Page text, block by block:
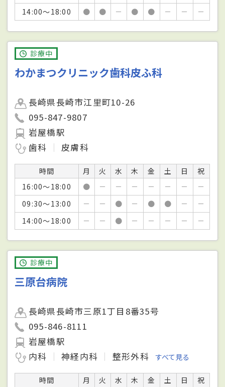
14:00～18:00
● ● － ● ● － － －
診療中
わかまつクリニック歯科皮ふ科
長崎県長崎市江里町10-26
095-847-9807
岩屋橋駅
歯科
皮膚科
時間 月 火 水 木 金 土 日
祝
16:00～18:00
● － － － － － －
－
09:30～13:00
－ － ● － ● ● －
－
14:00～18:00
－ － ● － － － － －
診療中
三原台病院
長崎県長崎市三原1丁目8番35号
095-846-8111
岩屋橋駅
内科
神経内科 整形外科 すべて見る
時間 月 火 水 木 金 土 日 祝